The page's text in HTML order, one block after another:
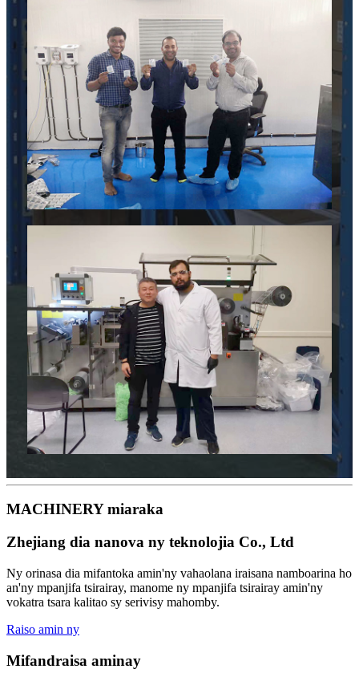
MACHINERY miaraka
Zhejiang dia nanova ny teknolojia Co., Ltd
Ny orinasa dia mifantoka amin'ny vahaolana iraisana namboarina ho
an'ny mpanjifa tsirairay, manome ny mpanjifa tsirairay amin'ny
vokatra tsara kalitao sy serivisy mahomby.
Raiso amin ny
Mifandraisa aminay